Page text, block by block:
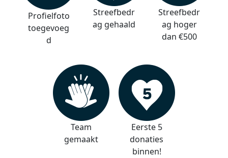
Profielfoto
toegevoeg
d
Streefbedr
ag gehaald
Streefbedr
ag hoger
dan €500
Team
gemaakt
Eerste 5
donaties
binnen!